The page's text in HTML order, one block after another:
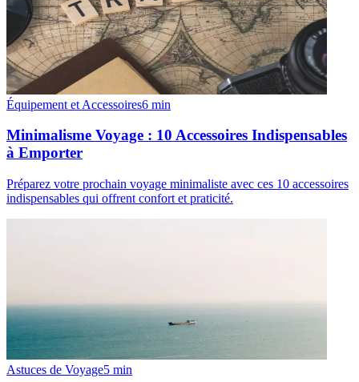
Équipement et Accessoires6 min
Minimalisme Voyage : 10 Accessoires Indispensables
à Emporter
Préparez votre prochain voyage minimaliste avec ces 10 accessoires
indispensables qui offrent confort et praticité.
Astuces de Voyage5 min